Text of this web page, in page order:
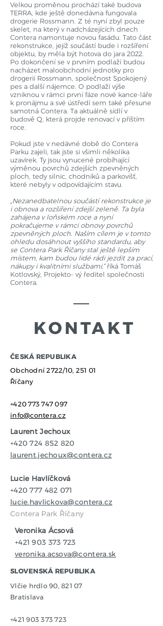
Velkou proměnou prochází také budova
TERRA, kde ještě donedávna fungovala
drogerie Rossmann. Z té nyní zbyl pouze
skelet, na který v nadcházejících dnech
Contera namontuje novou fasádu. Tato část
rekonstrukce, jejíž součástí bude i rozšíření
objektu, by měla být hotova do jara 2022.
Po dokončení se v prvním podlaží budou
nacházet maloobchodní jednotky pro
drogerii Rossmann, společnost Spokojený
pes a další nájemce. O podlaží výše
vzniknou v rámci první fáze nové kance-láře
k pronájmu a své ústředí sem také přesune
samotná Contera. Ta aktuálně sídlí v
budově Q, která projde renovací v příštím
roce.
Pokud jste v nedávné době do Contera
Parku zajeli, tak jste si všimli několika
uzavírek. Ty jsou vynucené probíhající
výměnou povrchů zdejších zpevněných
ploch, tedy silnic, chodníků a parkovišť,
které nebyly v odpovídajícím stavu.
„Nezanedbatelnou součástí rekonstrukce je
i obnova a rozšíření zdejší zeleně. Ta byla
zahájena v loňském roce a nyní
pokračujeme v rámci obnovy povrchů
zpevněných ploch. Naším cílem je v tomto
ohledu dosáhnout vyššího standardu, aby
se Contera Park Říčany stal ještě lepším
místem, kam budou lidé rádi jezdit za prací,
nákupy i kvalitními službami,“říká Tomáš
Kotlovský, Projekto- vý ředitel společnosti
Contera.
KONTAKT
​ČESKÁ REPUBLIKA
Obchodní 2722/10, 251 01
Říčany
+420 773 747 097
info@contera.cz
Laurent Jechoux
+420 724 852 820
laurent.jechoux@contera.cz
Lucie Havlíčková
+420 777 482 071
lucie.havlickova@contera.cz
Contera Park Říčany
Veronika Ácsová
+421 903 373 723
veronika.acsova@contera.sk
SLOVENSKÁ REPUBLIKA
Vlčie hrdlo 90, 821 07
Bratislava
+421 903 373 723